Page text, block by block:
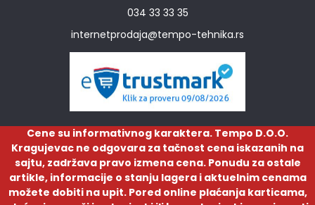
034 33 33 35
internetprodaja@tempo-tehnika.rs
Cene su informativnog karaktera. Tempo D.O.O.
Kragujevac ne odgovara za tačnost cena iskazanih na
sajtu, zadržava pravo izmena cena. Ponudu za ostale
artikle, informacije o stanju lagera i aktuelnim cenama
možete dobiti na upit. Pored online plaćanja karticama,